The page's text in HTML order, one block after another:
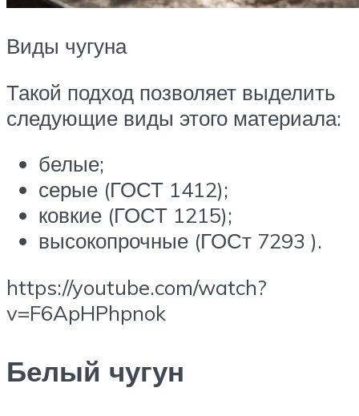
Виды чугуна
Такой подход позволяет выделить
следующие виды этого материала:
белые;
серые (ГОСТ 1412);
ковкие (ГОСТ 1215);
высокопрочные (ГОСт 7293 ).
https://youtube.com/watch?
v=F6ApHPhpnok
Белый чугун